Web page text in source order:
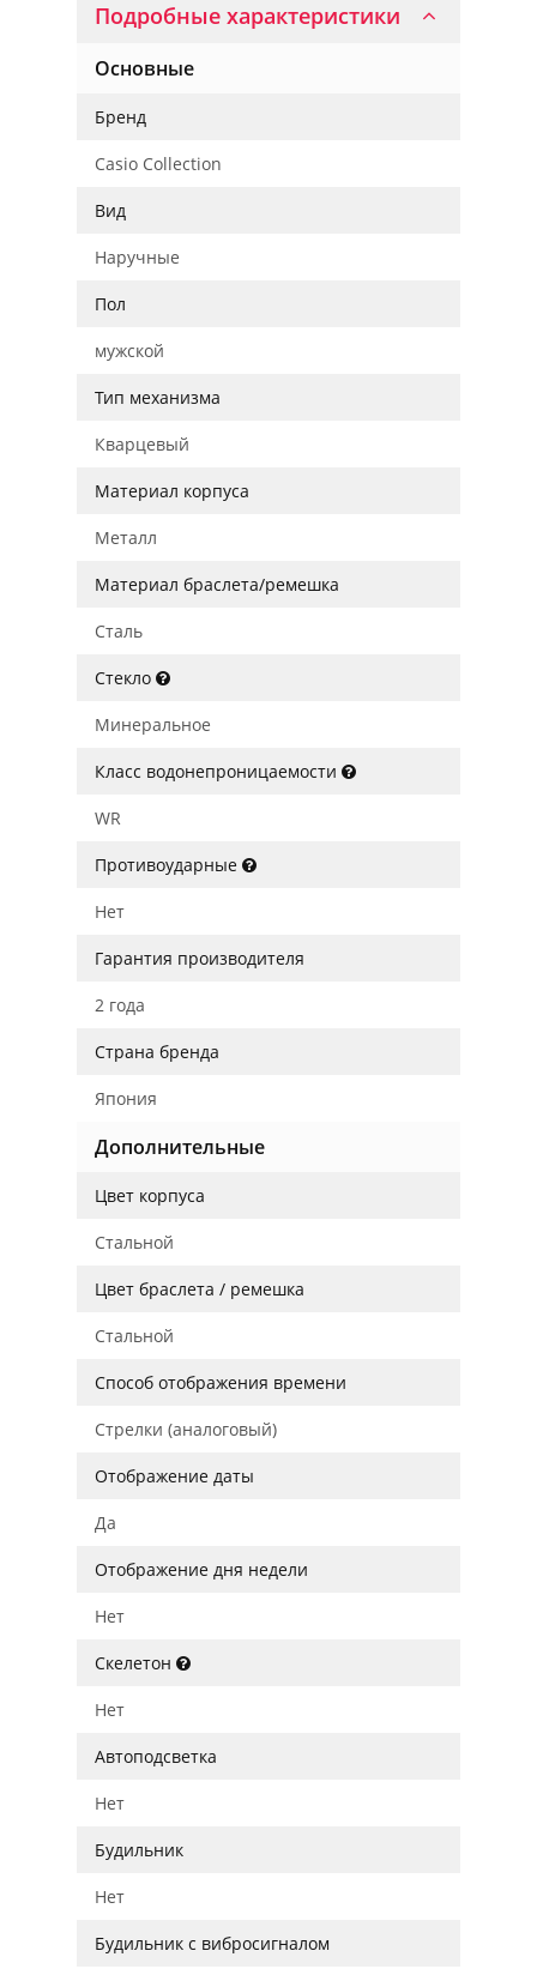
Подробные характеристики
Основные
Бренд
Casio Collection
Вид
Наручные
Пол
мужской
Тип механизма
Кварцевый
Материал корпуса
Металл
Материал браслета/ремешка
Сталь
Стекло
Минеральное
Класс водонепроницаемости
WR
Противоударные
Нет
Гарантия производителя
2 года
Страна бренда
Япония
Дополнительные
Цвет корпуса
Стальной
Цвет браслета / ремешка
Стальной
Способ отображения времени
Стрелки (аналоговый)
Отображение даты
Да
Отображение дня недели
Нет
Скелетон
Нет
Автоподсветка
Нет
Будильник
Нет
Будильник с вибросигналом